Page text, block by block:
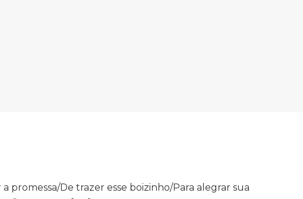
promessa/De trazer esse boizinho/Para alegrar sua